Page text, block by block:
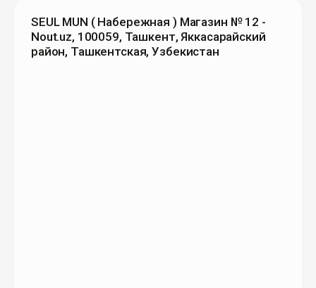
SEUL MUN ( Набережная ) Магазин № 12 -
Nout.uz, 100059, Ташкент, Яккасарайский
район, Ташкентская, Узбекистан